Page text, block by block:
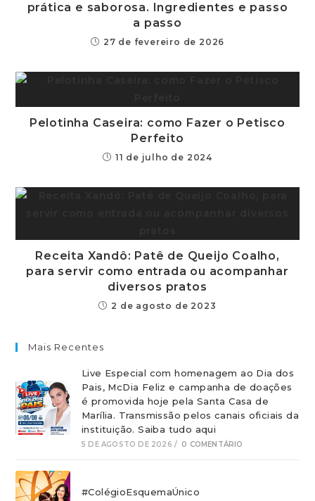
prática e saborosa. Ingredientes e passo
a passo
27 de fevereiro de 2026
Pelotinha Caseira: como Fazer o Petisco
Perfeito
11 de julho de 2024
Receita Xandô: Patê de Queijo Coalho,
para servir como entrada ou acompanhar
diversos pratos
2 de agosto de 2023
Mais Recentes
Live Especial com homenagem ao Dia dos
Pais, McDia Feliz e campanha de doações
é promovida hoje pela Santa Casa de
Marília. Transmissão pelos canais oficiais da
instituição. Saiba tudo aqui
5 DE AGOSTO DE 2026 / 0 COMENTÁRIO
#ColégioEsquemaÚnico